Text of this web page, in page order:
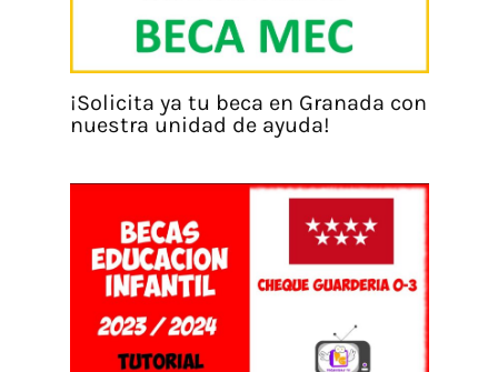
¡Solicita ya tu beca en Granada con
nuestra unidad de ayuda!